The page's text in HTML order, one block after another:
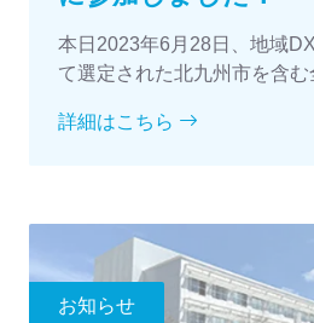
本日2023年6月28日、地域
て選定された北九州市を含む
詳細はこちら
お知らせ